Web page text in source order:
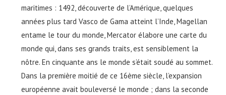
maritimes : 1492, découverte de l’Amérique, quelques
années plus tard Vasco de Gama atteint l’Inde, Magellan
entame le tour du monde, Mercator élabore une carte du
monde qui, dans ses grands traits, est sensiblement la
nôtre. En cinquante ans le monde s’était soudé au sommet.
Dans la première moitié de ce 16ème siècle, l’expansion
européenne avait bouleversé le monde ; dans la seconde